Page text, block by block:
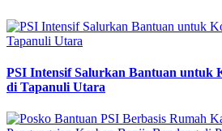
PSI Intensif Salurkan Bantuan untuk
di Tapanuli Utara